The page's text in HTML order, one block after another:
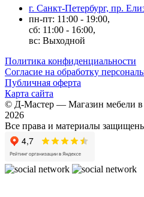
г. Санкт-Петербург, пр.
пн-пт: 11:00 - 19:00,
сб: 11:00 - 16:00,
вс: Выходной
Политика конфиденциальности
Согласие на обработку
Публичная оферта
Карта сайта
© Д-Мастер — Магазин мебели в
2026
Все права и материалы